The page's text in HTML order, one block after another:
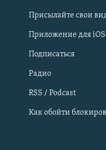
Українською
Qırımtatar
ПРИСОЕДИНЯЙТЕСЬ!
Присылайте свои
Приложение для
Подписаться
Радио
RSS / Podcast
Как обойти